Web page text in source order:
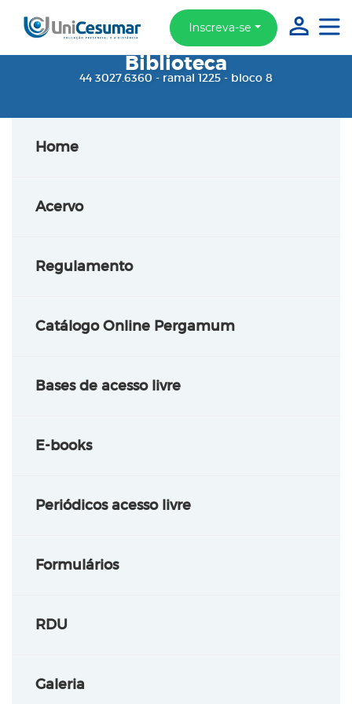
Inscreva-se
Biblioteca
44 3027.6360 - ramal 1225 - bloco 8
Home
Acervo
Regulamento
Catálogo Online Pergamum
Bases de acesso livre
E-books
Periódicos acesso livre
Formulários
RDU
Galeria